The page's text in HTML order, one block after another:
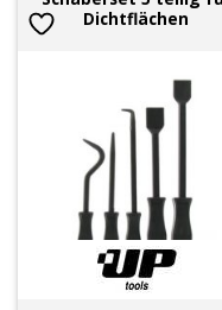
Dichtflächen